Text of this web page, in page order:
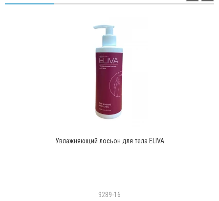
Увлажняющий лосьон для тела ELIVA
9289-16